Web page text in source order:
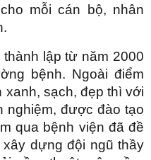
mỗi cán bộ, nhân
lập từ năm 2000
bệnh. Ngoài điểm
sạch, đẹp thì với
nghiệm, được đào tạo
qua bệnh viện đã đề
dựng đội ngũ thầy